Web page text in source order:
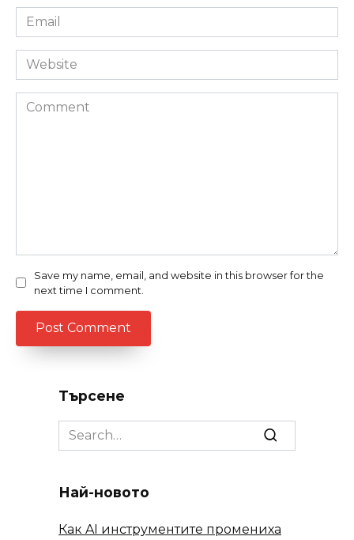
Email
*
Website
Comment
Save my name, email, and website in this browser for the
next time I comment.
Търсене
Search
for:
Най-новото
Как AI инструментите промениха